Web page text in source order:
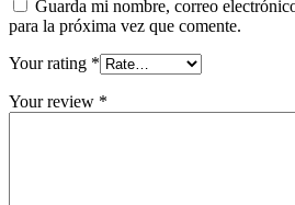
Guarda mi nombre, correo
para la próxima vez que comente.
Your rating *
Your review *